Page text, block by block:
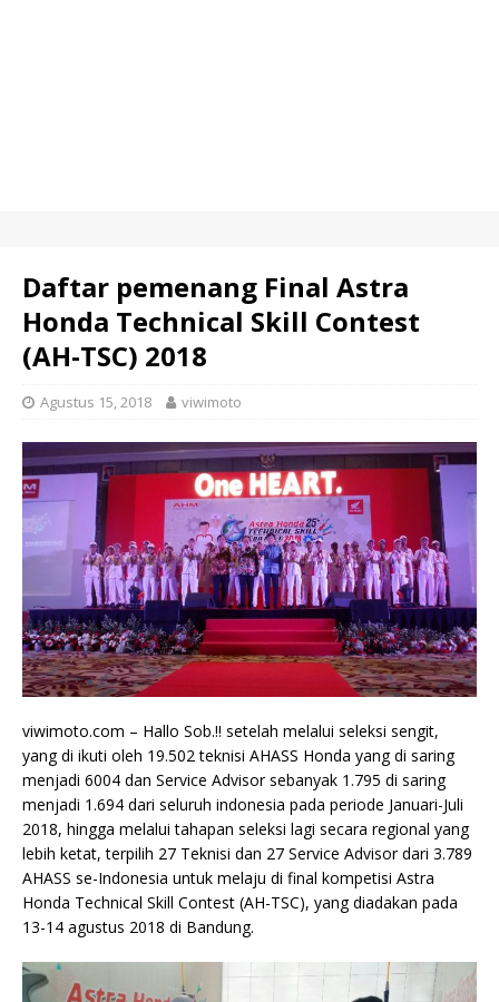
Daftar pemenang Final Astra
Honda Technical Skill Contest
(AH-TSC) 2018
Agustus 15, 2018 viwimoto
viwimoto.com – Hallo Sob.!! setelah melalui seleksi sengit,
yang di ikuti oleh 19.502 teknisi AHASS Honda yang di saring
menjadi 6004 dan Service Advisor sebanyak 1.795 di saring
menjadi 1.694 dari seluruh indonesia pada periode Januari-Juli
2018, hingga melalui tahapan seleksi lagi secara regional yang
lebih ketat, terpilih 27 Teknisi dan 27 Service Advisor dari 3.789
AHASS se-Indonesia untuk melaju di final kompetisi Astra
Honda Technical Skill Contest (AH-TSC), yang diadakan pada
13-14 agustus 2018 di Bandung.